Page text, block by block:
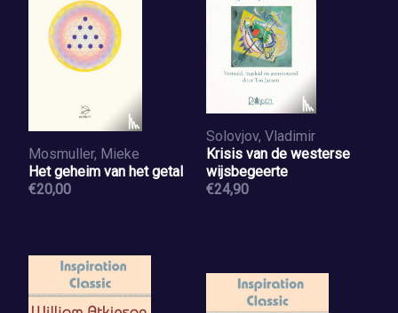
Mosmuller, Mieke
Het geheim van het getal
€20,00
Solovjov, Vladimir
Krisis van de westerse
wijsbegeerte
€24,90